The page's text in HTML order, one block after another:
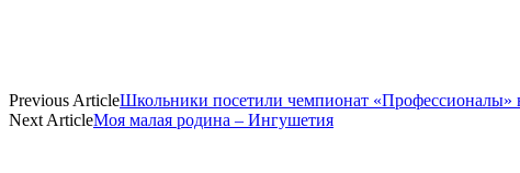
Previous ArticleШкольники посетили чемпионат «Профессионалы»
Next ArticleМоя малая родина – Ингушетия